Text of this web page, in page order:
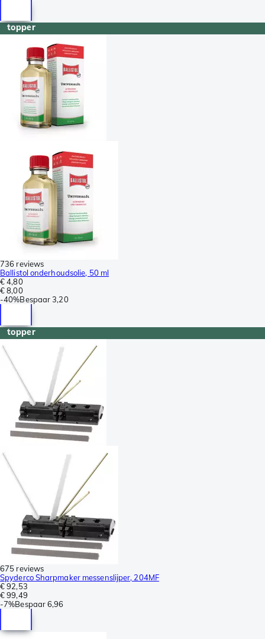
topper
736 reviews
Ballistol onderhoudsolie, 50 ml
€ 4,80
€ 8,00
-40%Bespaar 3,20
topper
675 reviews
Spyderco Sharpmaker messenslijper, 204MF
€ 92,53
€ 99,49
-7%Bespaar6,96